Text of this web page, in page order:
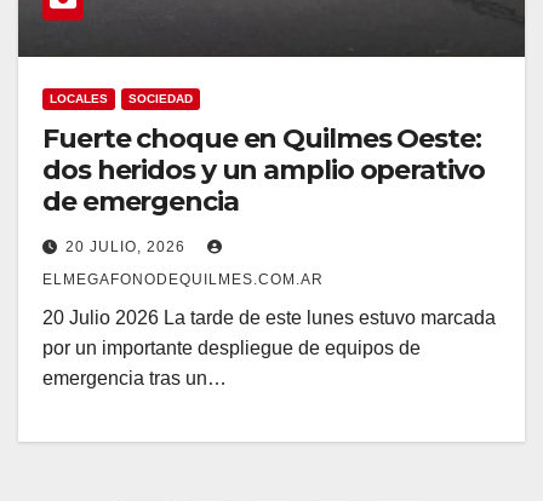
LOCALES SOCIEDAD
Fuerte choque en Quilmes Oeste:
dos heridos y un amplio operativo
de emergencia
20 JULIO, 2026
ELMEGAFONODEQUILMES.COM.AR
20 Julio 2026 La tarde de este lunes estuvo marcada
por un importante despliegue de equipos de
emergencia tras un…